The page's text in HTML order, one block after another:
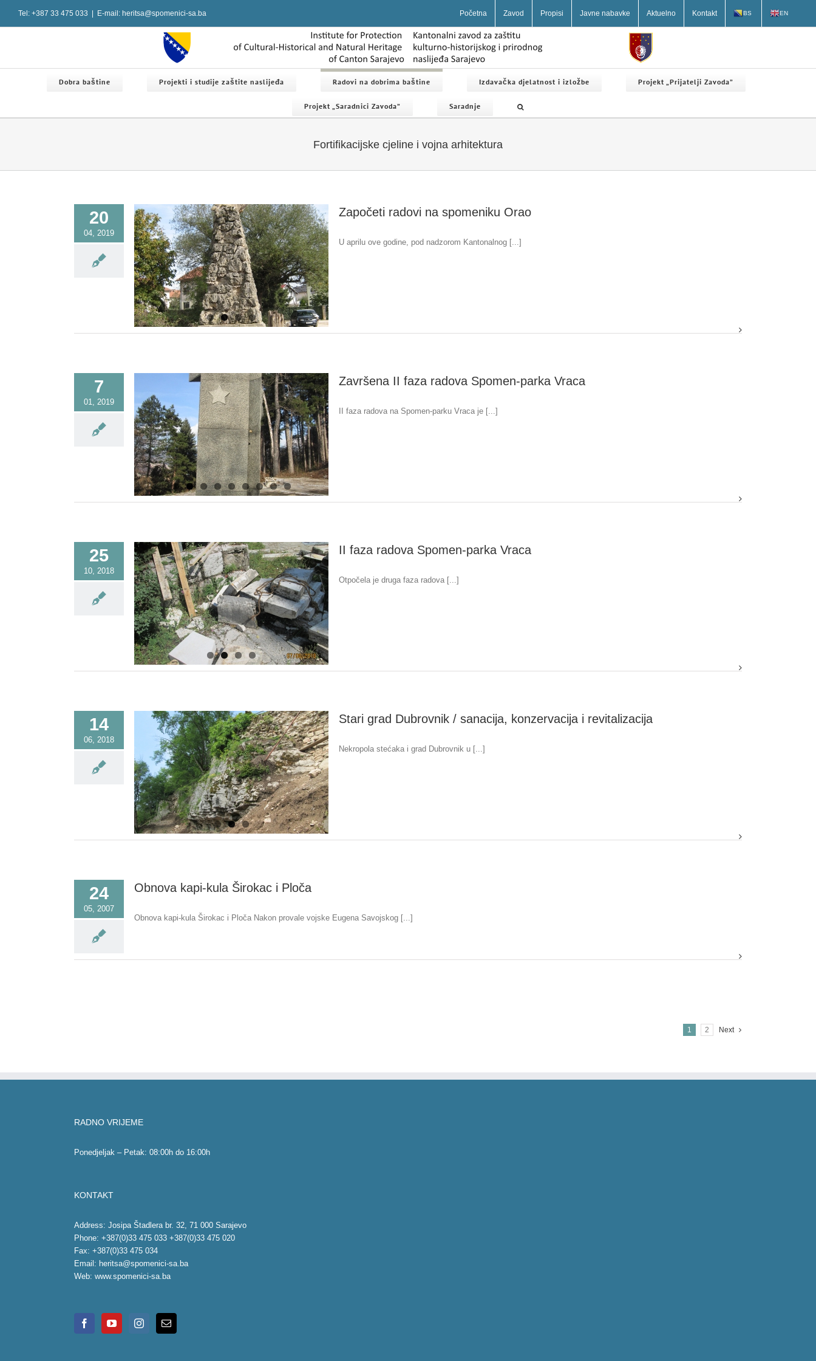
Tel: +387 33 475 033 E-mail: heritsa@spomenici-sa.ba Početna Zavod Propisi Javne nabavke Aktuelno Kontakt BS EN
Dobra baštine Projekti i studije zaštite naslijeđa Radovi na dobrima baštine Izdavačka djelatnost i izložbe Projekt „Prijatelji Zavoda”
Projekt „Saradnici Zavoda” Saradnje
Fortifikacijske cjeline i vojna arhitektura
20
04, 2019
Započeti radovi na spomeniku Orao
U aprilu ove godine, pod nadzorom Kantonalnog [...]
7
01, 2019
Završena II faza radova Spomen-parka Vraca
II faza radova na Spomen-parku Vraca je [...]
25
10, 2018
II faza radova Spomen-parka Vraca
Otpočela je druga faza radova [...]
14
06, 2018
Stari grad Dubrovnik / sanacija, konzervacija i revitalizacija
Nekropola stećaka i grad Dubrovnik u [...]
24
05, 2007
Obnova kapi-kula Širokac i Ploča
Obnova kapi-kula Širokac i Ploča Nakon provale vojske Eugena Savojskog [...]
1 2 Next
RADNO VRIJEME
Ponedjeljak – Petak: 08:00h do 16:00h
KONTAKT
Address: Josipa Štadlera br. 32, 71 000 Sarajevo
Phone: +387(0)33 475 033 +387(0)33 475 020
Fax: +387(0)33 475 034
Email: heritsa@spomenici-sa.ba
Web: www.spomenici-sa.ba